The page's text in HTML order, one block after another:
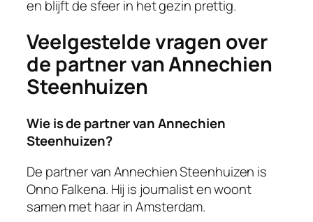
en blijft de sfeer in het gezin prettig.
Veelgestelde vragen over
de partner van Annechien
Steenhuizen
Wie is de partner van Annechien
Steenhuizen?
De partner van Annechien Steenhuizen is
Onno Falkena. Hij is journalist en woont
samen met haar in Amsterdam.